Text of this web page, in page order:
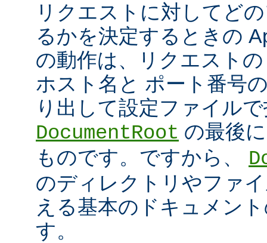
リクエストに対してど
るかを決定するときの
の動作は、リクエスト
ホスト名と ポート番号
り出して設定ファイル
DocumentRoot の最後
ものです。ですから、
のディレクトリやファ
える基本のドキュメン
す。